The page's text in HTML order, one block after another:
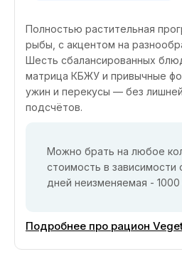
Полностью растительная
рыбы, с акцентом на
Шесть сбалансированных
матрица КБЖУ и привычные
ужин и перекусы — без
подсчётов.
Можно брать на любое
стоимость в зависимости
дней неизменяемая -
Подробнее про рацион